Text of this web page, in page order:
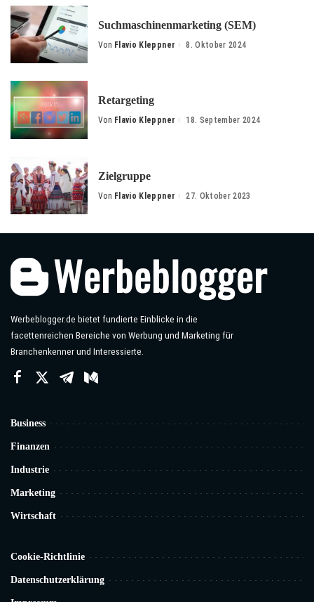
Suchmaschinenmarketing (SEM)
Posted
Von Flavio Kleppner 8. Oktober 2024
Retargeting
Posted
Von Flavio Kleppner 18. September 2024
Zielgruppe
Posted
Von Flavio Kleppner 27. Oktober 2023
Werbeblogger.de bietet fundierte Einblicke in die
facettenreichen Bereiche von Werbung und Marketing für
Branchenkenner und Interessierte.
Business
Finanzen
Industrie
Marketing
Wirtschaft
Cookie-Richtlinie
Datenschutzerklärung